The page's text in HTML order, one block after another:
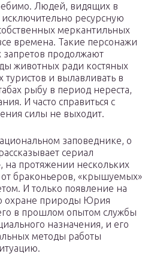
Людей, видящих в
ресурсную
меркантильных
времена. Такие персонажи
продолжают
животных ради костяных
туристов и вылавливать в
рыбу в период нереста,
И часто справиться с
силы не выходит.
заповеднике, о
сериал
на протяжении нескольких
от браконьеров, «крышуемых»
И только появление на
охране природы Юрия
в прошлом опытом службы
назначения, и его
методы работы